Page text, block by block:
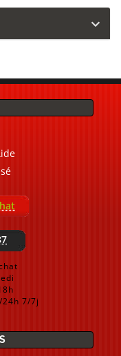
7/7j